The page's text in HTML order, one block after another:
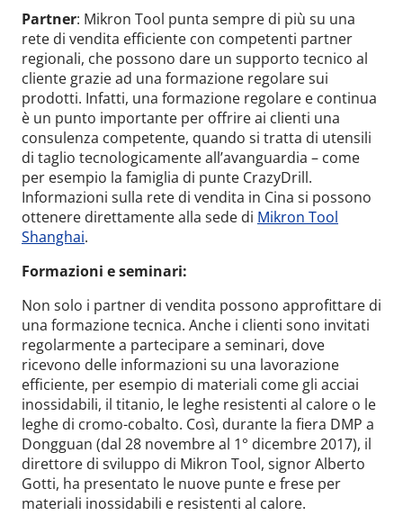
Partner: Mikron Tool punta sempre di più su una
rete di vendita efficiente con competenti partner
regionali, che possono dare un supporto tecnico al
cliente grazie ad una formazione regolare sui
prodotti. Infatti, una formazione regolare e continua
è un punto importante per offrire ai clienti una
consulenza competente, quando si tratta di utensili
di taglio tecnologicamente all’avanguardia – come
per esempio la famiglia di punte CrazyDrill.
Informazioni sulla rete di vendita in Cina si possono
ottenere direttamente alla sede di Mikron Tool
Shanghai.
Formazioni e seminari:
Non solo i partner di vendita possono approfittare di
una formazione tecnica. Anche i clienti sono invitati
regolarmente a partecipare a seminari, dove
ricevono delle informazioni su una lavorazione
efficiente, per esempio di materiali come gli acciai
inossidabili, il titanio, le leghe resistenti al calore o le
leghe di cromo-cobalto. Così, durante la fiera DMP a
Dongguan (dal 28 novembre al 1° dicembre 2017), il
direttore di sviluppo di Mikron Tool, signor Alberto
Gotti, ha presentato le nuove punte e frese per
materiali inossidabili e resistenti al calore.